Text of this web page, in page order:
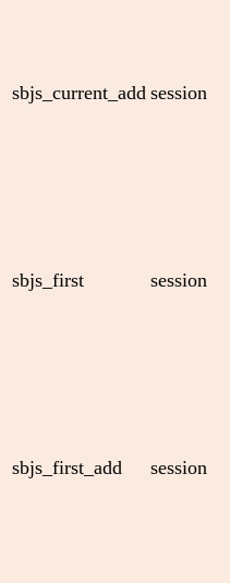
sbjs_current_add session
sbjs_first session
sbjs_first_add session